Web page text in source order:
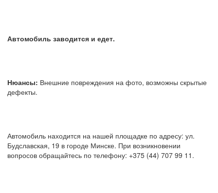
Автомобиль заводится и едет.
Нюансы: Внешние повреждения на фото, возможны скрытые
дефекты.
Автомобиль находится на нашей площадке по адресу: ул.
Будславская, 19 в городе Минске. При возникновении
вопросов обращайтесь по телефону: +375 (44) 707 99 11.